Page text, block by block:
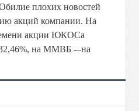
плохих новостей
акций компании. На
акции ЮКОСа
на ММВБ -–на